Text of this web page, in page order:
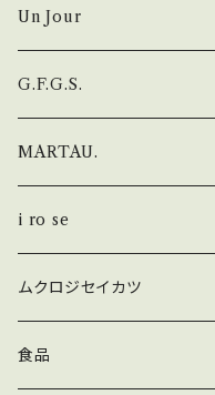
チュニック・ワンピース
トップス
スカーフ・ソックス
スカーフ
ソックス
バッグ
wear
スカート
シャツ・ブラウス
bag
Un Jour
シューズ
スリッポン
レースアップ
i ro se × Un Jour
fog linen work × Un Jour
空間・フレグランススプレー
トップス
G.F.G.S.
crew nack
boat neck
naval
relax boat neck
MARTAU.
Slell bag
i ro se
seamless
smartphone case
ムクロジセイカツ
食品